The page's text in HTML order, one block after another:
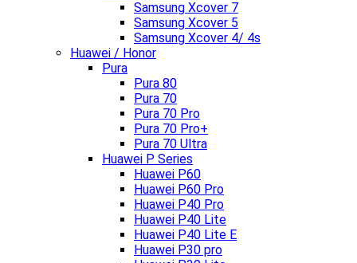
Samsung Xcover 7
Samsung Xcover 5
Samsung Xcover 4/ 4s
Huawei / Honor
Pura
Pura 80
Pura 70
Pura 70 Pro
Pura 70 Pro+
Pura 70 Ultra
Huawei P Series
Huawei P60
Huawei P60 Pro
Huawei P40 Pro
Huawei P40 Lite
Huawei P40 Lite E
Huawei P30 pro